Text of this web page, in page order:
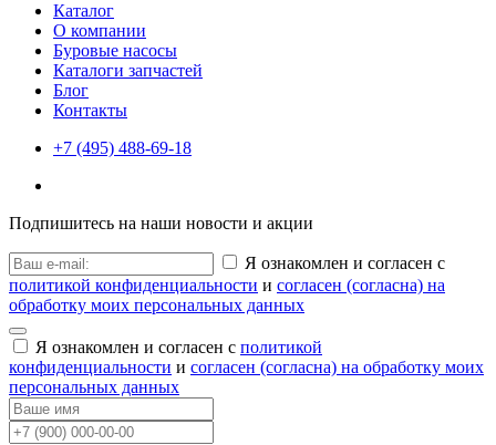
Каталог
О компании
Буровые насосы
Каталоги запчастей
Блог
Контакты
+7 (495) 488-69-18
Подпишитесь на наши новости и акции
Я ознакомлен и согласен с
политикой конфиденциальности и согласен (согласна) на
обработку моих персональных данных
Я ознакомлен и согласен с политикой
конфиденциальности и согласен (согласна) на обработку моих
персональных данных